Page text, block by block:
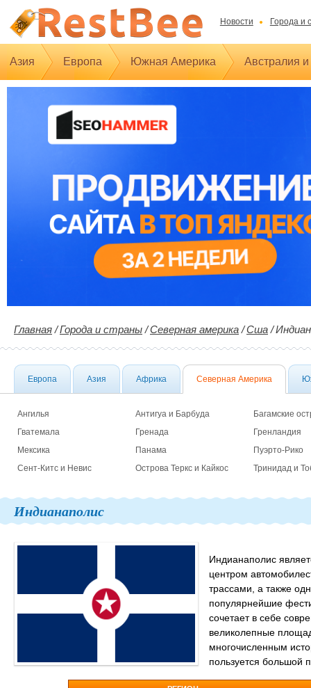
Новости Города и
Азия Европа Южная Америка Австралия
Главная /Города и страны /Северная америка /Сша /
Европа Азия Африка Северная Америка
Ангилья Антигуа и Барбуда
Багамские
Гватемала
Гренада
Гренландия
Мексика
Панама
Пуэрто-Рико
Сент-Китс и Невис
Острова Теркс и Кайкос Тринидад и
Индианаполис
Индианаполис
центром
трассами, а также
популярнейшие
сочетает в себе
великолепные
многочисленным
пользуется большой